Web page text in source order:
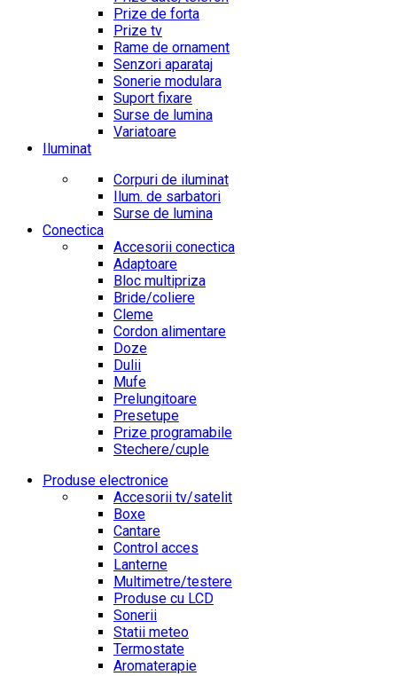
Prize de forta
Prize tv
Rame de ornament
Senzori aparataj
Sonerie modulara
Suport fixare
Surse de lumina
Variatoare
Iluminat
Corpuri de iluminat
Ilum. de sarbatori
Surse de lumina
Conectica
Accesorii conectica
Adaptoare
Bloc multipriza
Bride/coliere
Cleme
Cordon alimentare
Doze
Dulii
Mufe
Prelungitoare
Presetupe
Prize programabile
Stechere/cuple
Produse electronice
Accesorii tv/satelit
Boxe
Cantare
Control acces
Lanterne
Multimetre/testere
Produse cu LCD
Sonerii
Statii meteo
Termostate
Aromaterapie